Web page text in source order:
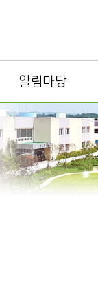
알림마당